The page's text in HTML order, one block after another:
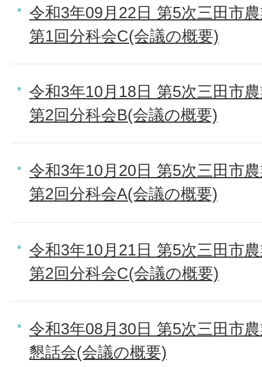
令和3年09月22日 第5次三田市
第1回分科会C(会議の概要)
令和3年10月18日 第5次三田市
第2回分科会B(会議の概要)
令和3年10月20日 第5次三田市
第2回分科会A(会議の概要)
令和3年10月21日 第5次三田市
第2回分科会C(会議の概要)
令和3年08月30日 第5次三田市
懇話会(会議の概要)